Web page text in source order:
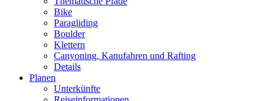
Unbekannt
Höhenprofil anzeigen
Einkehrmöglichkeiten
Bike
Paragliding
Boulder
Klettern
Canyoning, Kanufahren und Rafting
Details
Planen
Unterkünfte